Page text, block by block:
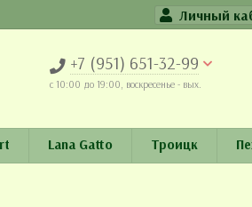
Личный
+7 (951) 651-32-99
c 10:00 до 19:00, воскресенье - вых.
Lana Gatto Троицк